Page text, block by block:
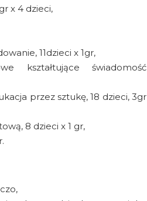
x 4 dzieci,
11dzieci x 1gr,
kształtujące świadomość
przez sztukę, 18 dzieci, 3gr
8 dzieci x 1 gr,